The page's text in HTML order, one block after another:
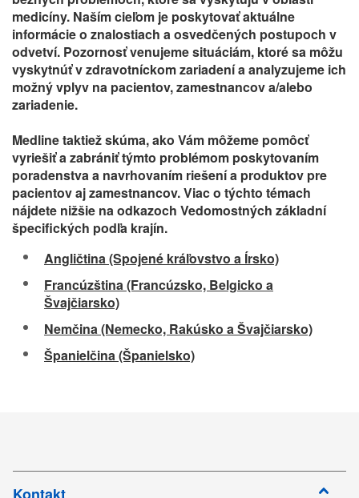
medicíny. Naším cieľom je poskytovať aktuálne
informácie o znalostiach a osvedčených postupoch v
odvetví. Pozornosť venujeme situáciám, ktoré sa môžu
vyskytnúť v zdravotníckom zariadení a analyzujeme ich
možný vplyv na pacientov, zamestnancov a/alebo
zariadenie.
Medline taktiež skúma, ako Vám môžeme pomôcť
vyriešiť a zabrániť týmto problémom poskytovaním
poradenstva a navrhovaním riešení a produktov pre
pacientov aj zamestnancov. Viac o týchto témach
nájdete nižšie na odkazoch Vedomostných základní
špecifických podľa krajín.
Angličtina (Spojené kráľovstvo a Írsko)
Francúzština (Francúzsko, Belgicko a
Švajčiarsko)
Nemčina (Nemecko, Rakúsko a Švajčiarsko)
Španielčina (Španielsko)